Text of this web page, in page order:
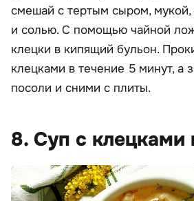
смешай с тертым сыром,
и солью. С помощью чайной
клецки в кипящий бульон.
клецками в течение 5 минут, а
посоли и сними с плиты.
8. Суп с